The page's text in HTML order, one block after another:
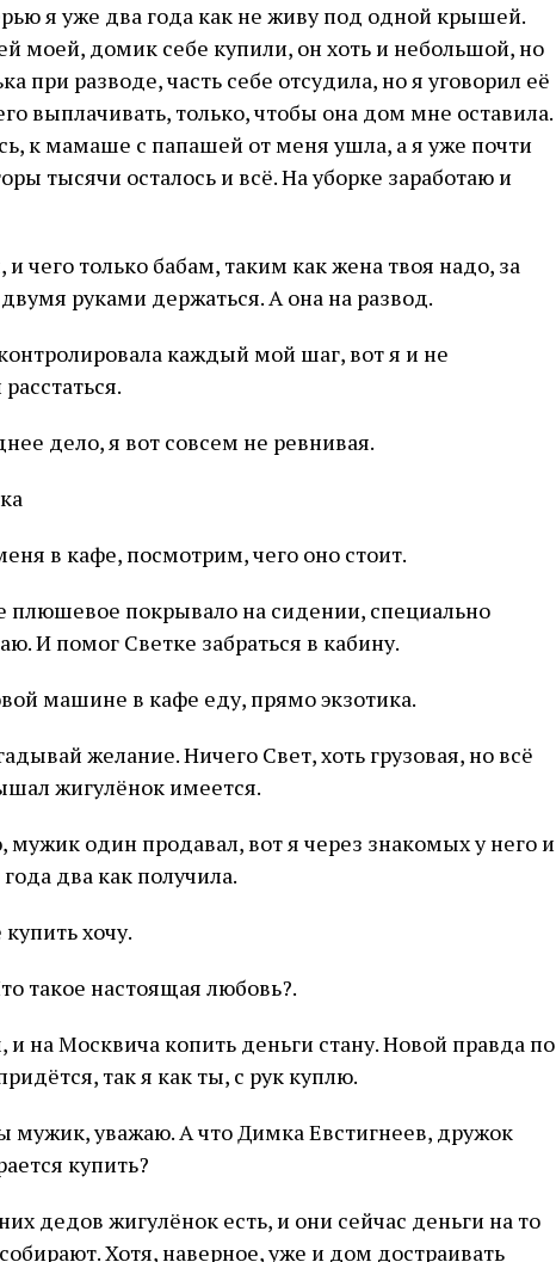
я уже два года как не живу под одной крышей.
моей, домик себе купили, он хоть и небольшой, но
при разводе, часть себе отсудила, но я уговорил её
выплачивать, только, чтобы она дом мне оставила.
к мамаше с папашей от меня ушла, а я уже почти
тысячи осталось и всё. На уборке заработаю и
чего только бабам, таким как жена твоя надо, за
руками держаться. А она на развод.
каждый мой шаг, вот я и не
дело, я вот совсем не ревнивая.
в кафе, посмотрим, чего оно стоит.
плюшевое покрывало на сидении, специально
И помог Светке забраться в кабину.
машине в кафе еду, прямо экзотика.
желание. Ничего Свет, хоть грузовая, но всё
жигулёнок имеется.
мужик один продавал, вот я через знакомых у него и
два как получила.
хочу.
такое настоящая любовь?.
и на Москвича копить деньги стану. Новой правда по
так я как ты, с рук куплю.
мужик, уважаю. А что Димка Евстигнеев, дружок
купить?
дедов жигулёнок есть, и они сейчас деньги на то
Хотя, наверное, уже и дом достраивать